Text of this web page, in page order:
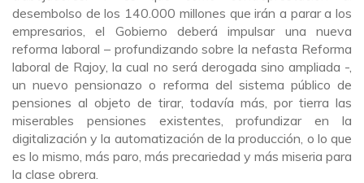
desembolso de los 140.000 millones que irán a parar a los
empresarios, el Gobierno deberá impulsar una nueva
reforma laboral – profundizando sobre la nefasta Reforma
laboral de Rajoy, la cual no será derogada sino ampliada -,
un nuevo pensionazo o reforma del sistema público de
pensiones al objeto de tirar, todavía más, por tierra las
miserables pensiones existentes, profundizar en la
digitalización y la automatización de la producción, o lo que
es lo mismo, más paro, más precariedad y más miseria para
la clase obrera.